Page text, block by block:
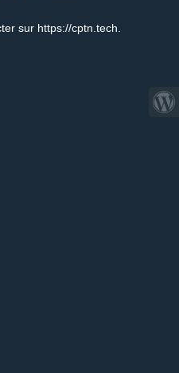
sur https://cptn.tech.